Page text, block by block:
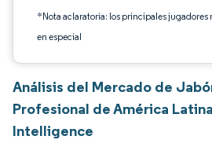
*Nota aclaratoria: los principales jugadores
en especial
Análisis del Mercado de
Profesional de América
Intelligence